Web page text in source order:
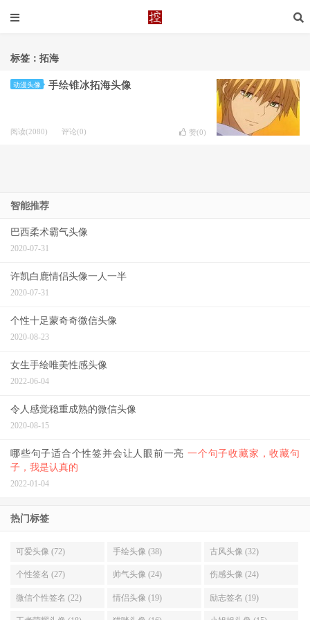
标签：拓海
动漫头像 手绘锥冰拓海头像
阅读(2080) 评论(0) 赞(0)
智能推荐
巴西柔术霸气头像
2020-07-31
许凯白鹿情侣头像一人一半
2020-07-31
个性十足蒙奇奇微信头像
2020-08-23
女生手绘唯美性感头像
2022-06-04
令人感觉稳重成熟的微信头像
2020-08-15
哪些句子适合个性签并会让人眼前一亮 一个句子收藏家，收藏句
子，我是认真的
2022-01-04
热门标签
可爱头像 (72) 手绘头像 (38) 古风头像 (32)
个性签名 (27) 帅气头像 (24) 伤感头像 (24)
微信个性签名 (22) 情侣头像 (19) 励志签名 (19)